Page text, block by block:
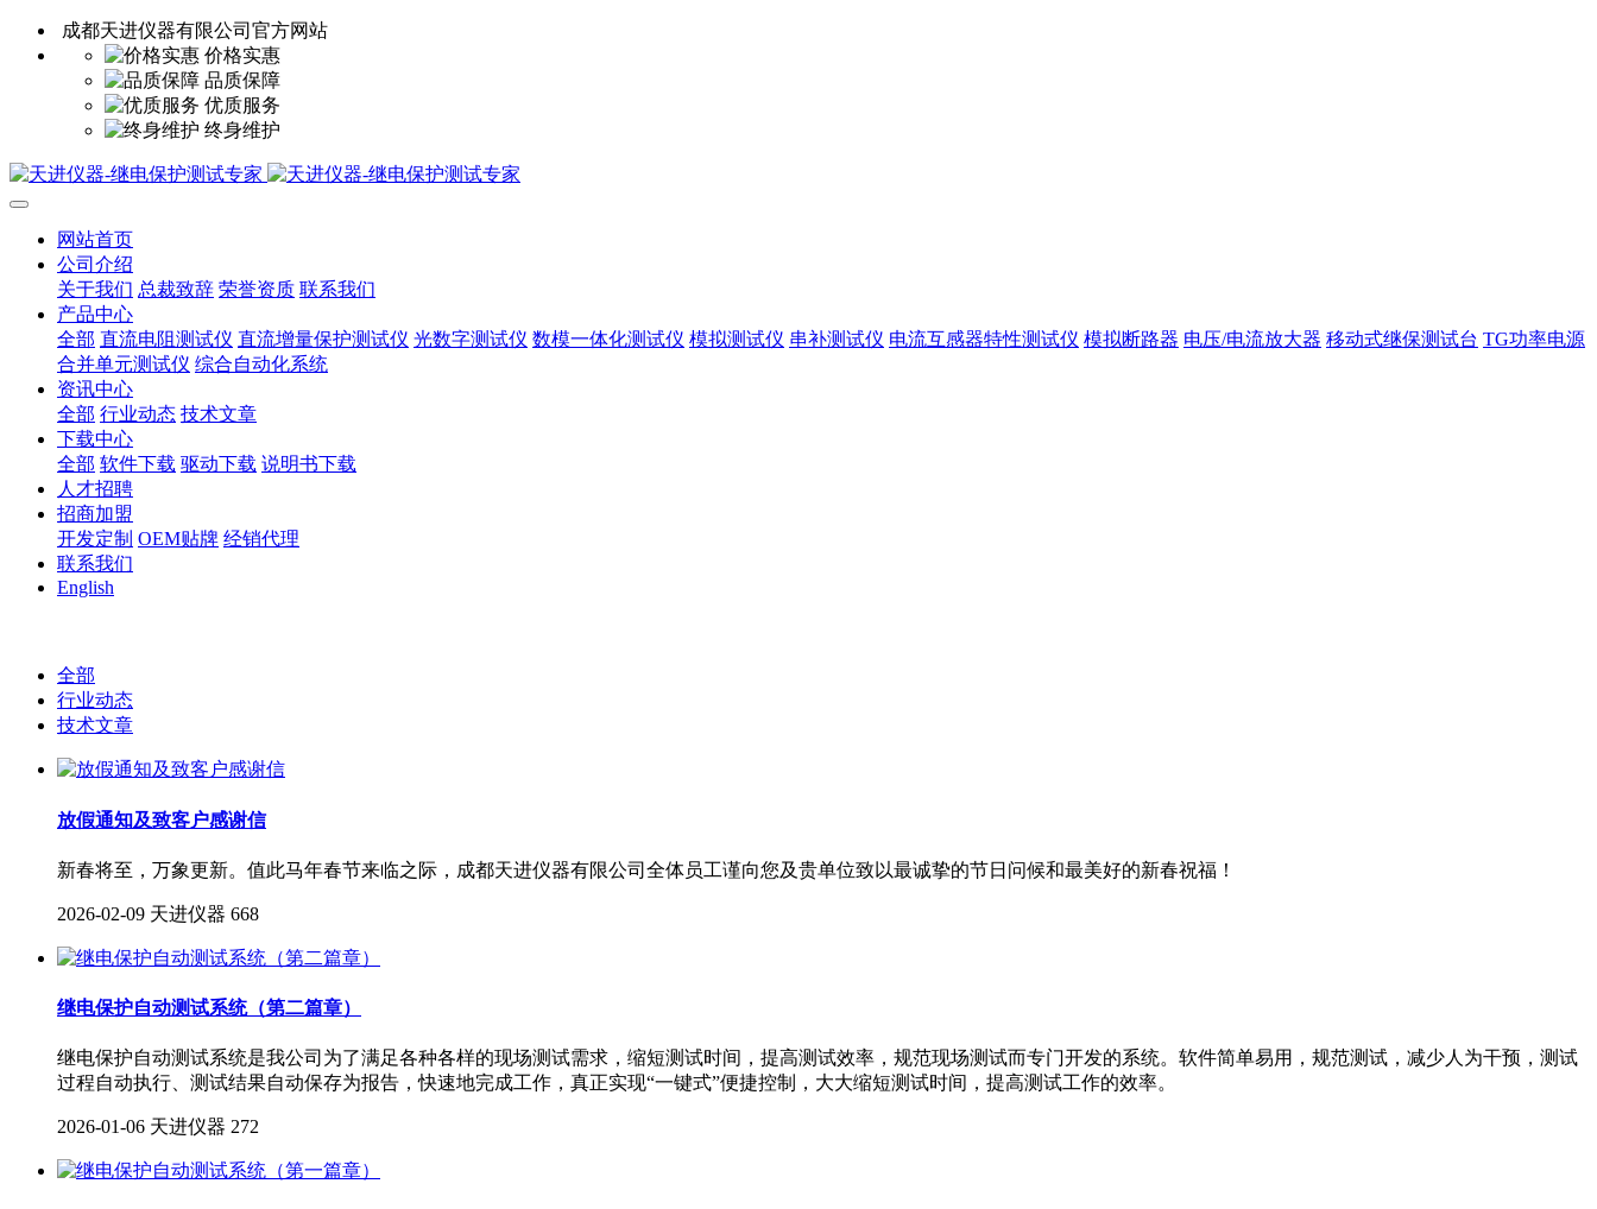
成都天进仪器有限公司官方网站
价格实惠
品质保障
优质服务
终身维护
网站首页
公司介绍
关于我们 总裁致辞 荣誉资质 联系我们
产品中心
全部 直流电阻测试仪 直流增量保护测试仪 光数字测试仪 数模一体化测试仪 模拟测试仪 串补测试仪 电流互感器特性测试仪 模拟断路器 电压/电流放大器 移动式继保测试台 TG功率电源
合并单元测试仪 综合自动化系统
资讯中心
全部 行业动态 技术文章
下载中心
全部 软件下载 驱动下载 说明书下载
人才招聘
招商加盟
开发定制 OEM贴牌 经销代理
联系我们
English
全部
行业动态
技术文章
放假通知及致客户感谢信
新春将至，万象更新。值此马年春节来临之际，成都天进仪器有限公司全体员工谨向您及贵单位致以最诚挚的节日问候和最美好的新春祝福！
2026-02-09 天进仪器 668
继电保护自动测试系统（第二篇章）
继电保护自动测试系统是我公司为了满足各种各样的现场测试需求，缩短测试时间，提高测试效率，规范现场测试而专门开发的系统。软件简单易用，规范测试，减少人为干预，测试
过程自动执行、测试结果自动保存为报告，快速地完成工作，真正实现“一键式”便捷控制，大大缩短测试时间，提高测试工作的效率。
2026-01-06 天进仪器 272